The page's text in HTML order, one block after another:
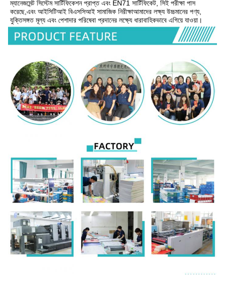
ম্যানেজমেন্ট সিস্টেম সার্টিফিকেশন প্রাপ্ত এবং EN71 সার্টিফিকেট, সিই পরীক্ষা পাস
করেছে,এবং আইসিটিআই বিএসসিআই সামাজিক নিরীক্ষাআমাদের লক্ষ্য উচ্চমানের পণ্য,
যুক্তিসঙ্গত মূল্য এবং পেশাদার পরিষেবা প্রদানের লক্ষ্যে ধারাবাহিকভাবে এগিয়ে যাওয়া।